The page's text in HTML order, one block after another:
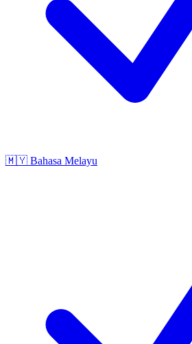
🇲🇾 Bahasa Melayu